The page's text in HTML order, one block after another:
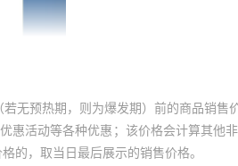
无预热期，则为爆发期）前的商品销售
惠活动等各种优惠；该价格会计算其他
的，取当日最后展示的销售价格。